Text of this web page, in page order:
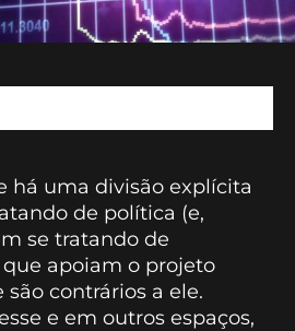
há uma divisão explícita
de política (e,
se tratando de
apoiam o projeto
contrários a ele.
e em outros espaços,